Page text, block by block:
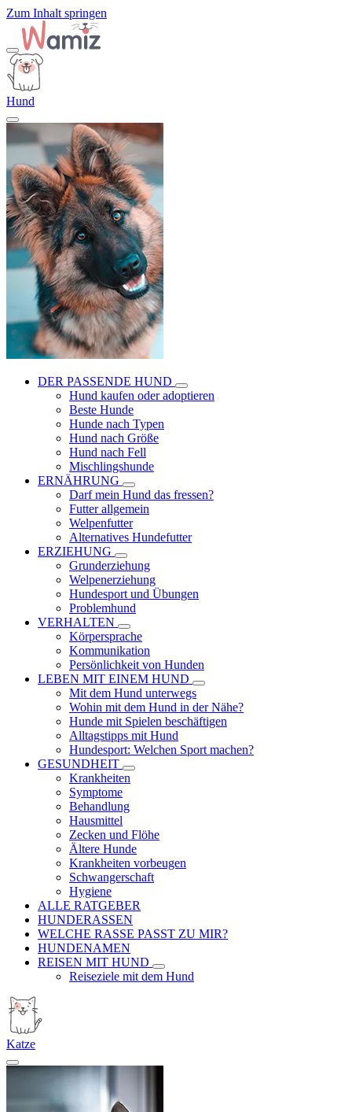
Zum Inhalt springen
Hund
DER PASSENDE HUND
Hund kaufen oder adoptieren
Beste Hunde
Hunde nach Typen
Hund nach Größe
Hund nach Fell
Mischlingshunde
ERNÄHRUNG
Darf mein Hund das fressen?
Futter allgemein
Welpenfutter
Alternatives Hundefutter
ERZIEHUNG
Grunderziehung
Welpenerziehung
Hundesport und Übungen
Problemhund
VERHALTEN
Körpersprache
Kommunikation
Persönlichkeit von Hunden
LEBEN MIT EINEM HUND
Mit dem Hund unterwegs
Wohin mit dem Hund in der Nähe?
Hunde mit Spielen beschäftigen
Alltagstipps mit Hund
Hundesport: Welchen Sport machen?
GESUNDHEIT
Krankheiten
Symptome
Behandlung
Hausmittel
Zecken und Flöhe
Ältere Hunde
Krankheiten vorbeugen
Schwangerschaft
Hygiene
ALLE RATGEBER
HUNDERASSEN
WELCHE RASSE PASST ZU MIR?
HUNDENAMEN
REISEN MIT HUND
Reiseziele mit dem Hund
Katze